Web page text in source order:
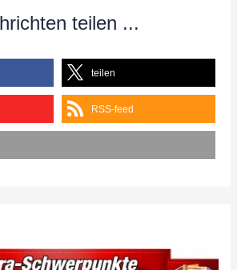
teilen ...
teilen
RSS-feed